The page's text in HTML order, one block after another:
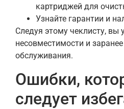
картриджей для
Узнайте гарантии и
Следуя этому чеклисту, вы
несовместимости и
обслуживания.
Ошибки,
следует